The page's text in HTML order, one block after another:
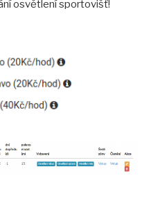
osvětlení sportovišť!